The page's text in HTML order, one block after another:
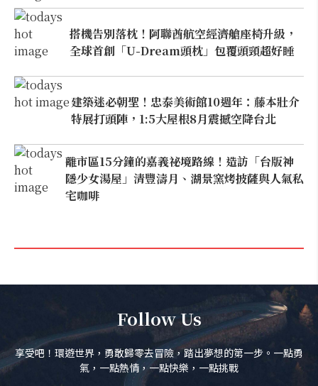
搭機告別落枕！阿聯酋航空經濟艙座椅升級，
全球首創「U-Dream頭枕」包覆頭頸超好睡
建築迷必朝聖！忠泰美術館10週年：藤本壯介
特展打頭陣，1:5大屋根8月震撼空降台北
離市區15分鐘的嘉義祕境路線！造訪「台版神
隱少女湯屋」清豐濤月、湖景窯烤披薩與人氣私
宅咖啡
Follow Us
享受吧！環遊世界，勇敢歸零去冒險，踏出夢想的第一步。一點勇
氣，一點熱情，一點快樂，一點挑戰